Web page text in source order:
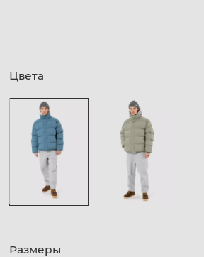
Цвета
Размеры